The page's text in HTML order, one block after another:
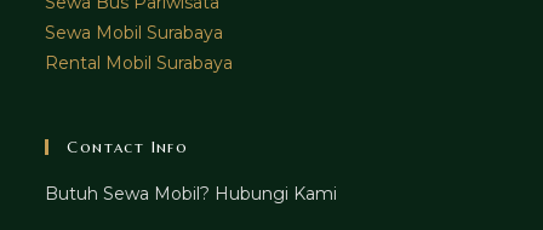
Sewa Mobil Surabaya
Rental Mobil Surabaya
Contact Info
Butuh Sewa Mobil? Hubungi Kami